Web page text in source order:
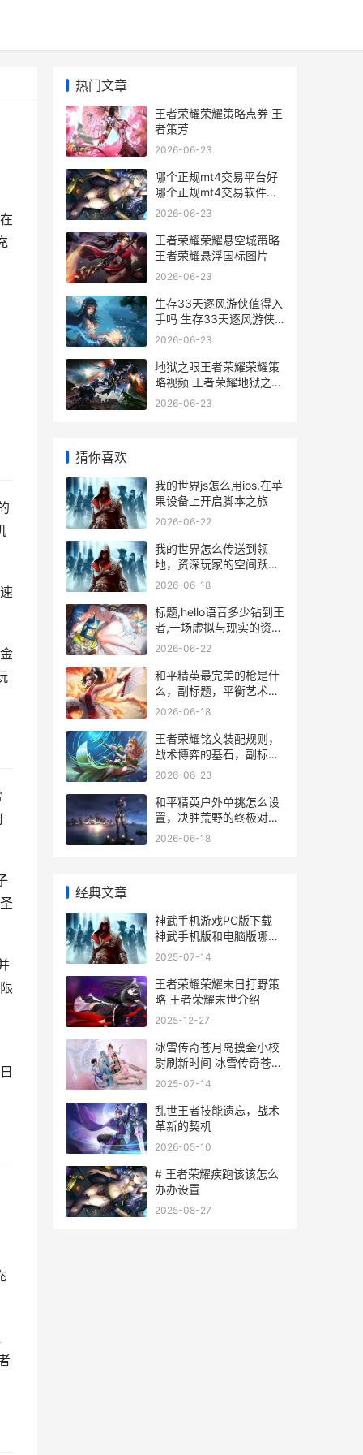
热门文章
王者荣耀荣耀策略点券 王
者策芳
2026-06-23
哪个正规mt4交易平台好
哪个正规mt4交易软件好
用
2026-06-23
王者荣耀荣耀悬空城策略
王者荣耀悬浮国标图片
2026-06-23
生存33天逐风游侠值得入
手吗 生存33天逐风游侠
和机械之心
2026-06-23
地狱之眼王者荣耀荣耀策
略视频 王者荣耀地狱之眼
手感不好
2026-06-23
猜你喜欢
我的世界js怎么用ios,在苹
果设备上开启脚本之旅
2026-06-22
我的世界怎么传送到领
地，资深玩家的空间跃迁
指南，副标题，掌握指令
2026-06-18
标题,hello语音多少钻到王
者,一场虚拟与现实的资源
换算
2026-06-22
和平精英最完美的枪是什
么，副标题，平衡艺术与
实战的终极答案
2026-06-18
王者荣耀铭文装配规则，
战术博弈的基石，副标
题，细微之处定胜负。
2026-06-23
和平精英户外单挑怎么设
置，决胜荒野的终极对决
指南
2026-06-18
经典文章
神武手机游戏PC版下载
神武手机版和电脑版哪个
好玩
2025-07-14
王者荣耀荣耀末日打野策
略 王者荣耀末世介绍
2025-12-27
冰雪传奇苍月岛摸金小校
尉刷新时间 冰雪传奇苍月
岛劫烬玄晶如何获得
2025-07-14
乱世王者技能遗忘，战术
革新的契机
2026-05-10
# 王者荣耀疾跑该该怎么
办办设置
2025-08-27